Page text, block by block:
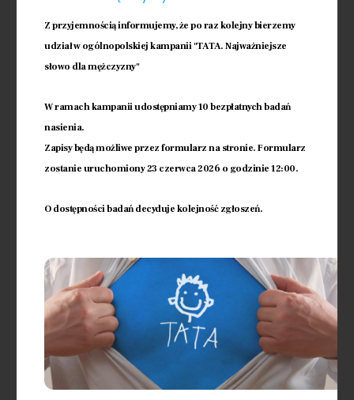
mailowego i numeru telefonu -
oddzwonimy w najbliższym możliwym
terminie lub prosimy o telefon celem
terminu wizyty.
Klinika Eneida to przyjazne wnętrze i
najnowocześniejszy sprzęt, ale jej
sercem jest zespół! Jego
doświadczenie, poświęcenie i
wieloletnia współpraca sprawia, że
nasi Pacjenci mogą liczyć na opiekę
najwyższej jakości, a także na
Z przyjemnością informujemy, że po raz kolejny bierzemy
udział w ogólnopolskiej kampanii "TATA. Najważniejsze
słowo dla mężczyzny"
W ramach kampanii udostępniamy 10 bezpłatnych badań
nasienia.
Zapisy będą możliwe przez formularz na stronie. Formularz
zostanie uruchomiony 23 czerwca 2026 o godzinie 12:00.
O dostępności badań decyduje kolejność zgłoszeń.